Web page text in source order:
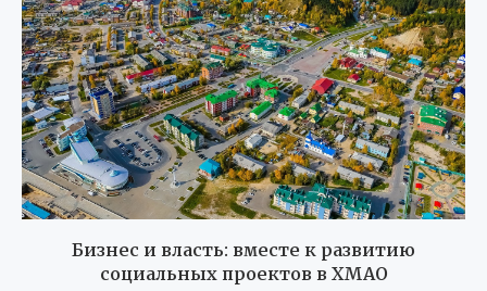
Бизнес и власть: вместе к развитию
социальных проектов в ХМАО